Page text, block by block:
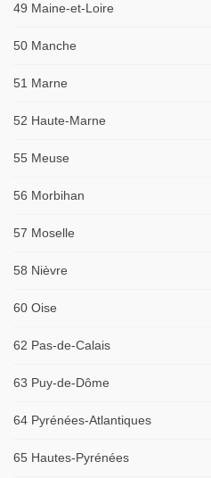
49 Maine-et-Loire
50 Manche
51 Marne
52 Haute-Marne
55 Meuse
56 Morbihan
57 Moselle
58 Nièvre
60 Oise
62 Pas-de-Calais
63 Puy-de-Dôme
64 Pyrénées-Atlantiques
65 Hautes-Pyrénées